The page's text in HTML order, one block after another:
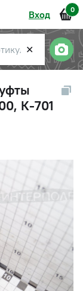
Вход 0
✕
К-701